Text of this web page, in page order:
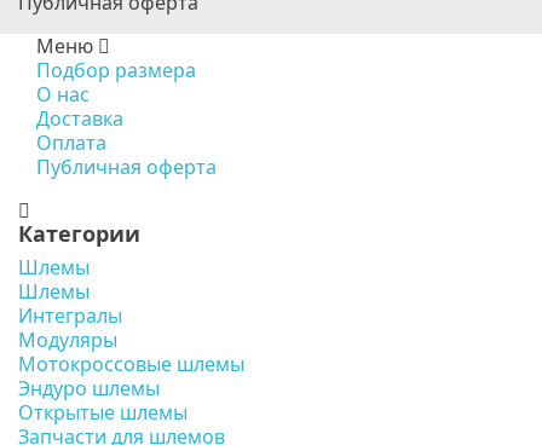
Меню
Подбор размера
О нас
Доставка
Оплата
Публичная оферта
Категории
Шлемы
Шлемы
Интегралы
Модуляры
Мотокроссовые шлемы
Эндуро шлемы
Открытые шлемы
Запчасти для шлемов